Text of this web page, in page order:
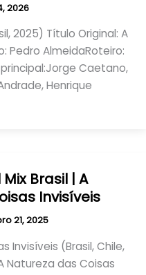
2026
2025) Título Original: A
Pedro AlmeidaRoteiro:
Caetano,
Henrique
Brasil | A
Invisíveis
21, 2025
Invisíveis (Brasil, Chile,
Natureza das Coisas